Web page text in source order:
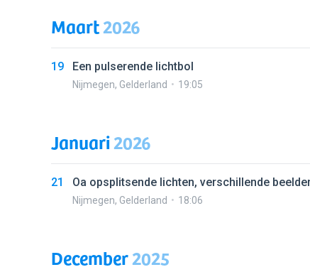
Maart2026
19 Een pulserende lichtbol
Nijmegen, Gelderland 19:05
Januari2026
21 Oa opsplitsende lichten, verschillende
Nijmegen, Gelderland 18:06
December2025